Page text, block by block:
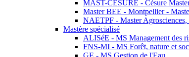
MAST-CESURE - Césure
Master BEE - Montpellier -
NAETPF - Master
Mastère spécialisé
ALISéE - MS Management des
FNS-MI - MS Forêt, nature et
GE - MS Gestion de l'Eau